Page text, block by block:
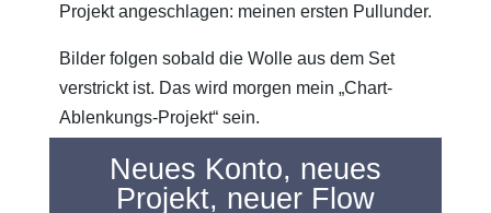
Projekt angeschlagen: meinen ersten Pullunder.
Bilder folgen sobald die Wolle aus dem Set
verstrickt ist. Das wird morgen mein „Chart-
Ablenkungs-Projekt“ sein.
Neues Konto, neues
Projekt, neuer Flow